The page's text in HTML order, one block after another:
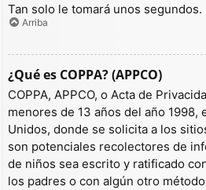
Tan solo le tomará unos
Arriba
¿Qué es COPPA? (APPCO)
COPPA, APPCO, o Acta de
menores de 13 años del año 1998,
Unidos, donde se solicita a los
son potenciales recolectores de
de niños sea escrito y ratificado
los padres o con algún otro